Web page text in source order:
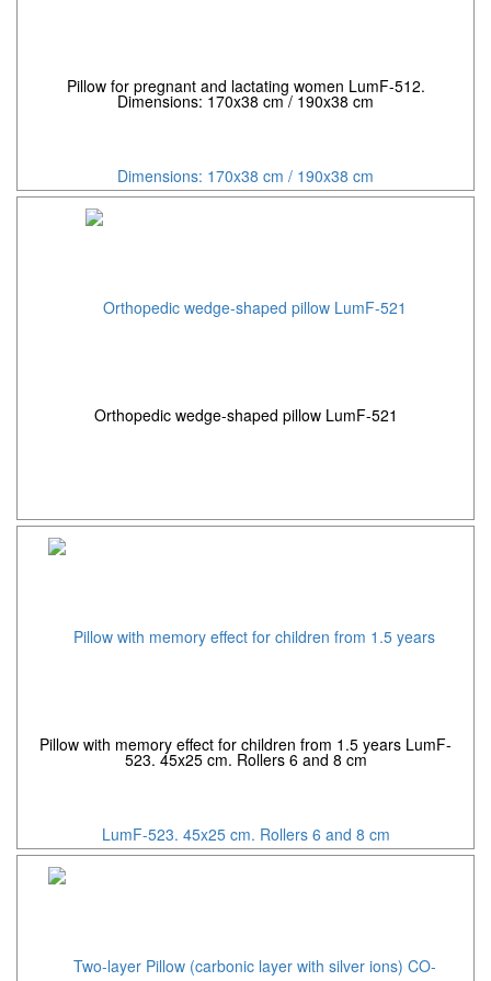
Pillow for pregnant and lactating women LumF-512.
Dimensions: 170x38 cm / 190x38 cm
Orthopedic wedge-shaped pillow LumF-521
Pillow with memory effect for children from 1.5 years LumF-
523. 45x25 cm. Rollers 6 and 8 cm